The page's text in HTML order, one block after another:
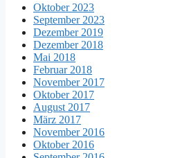
Oktober 2023
September 2023
Dezember 2019
Dezember 2018
Mai 2018
Februar 2018
November 2017
Oktober 2017
August 2017
März 2017
November 2016
Oktober 2016